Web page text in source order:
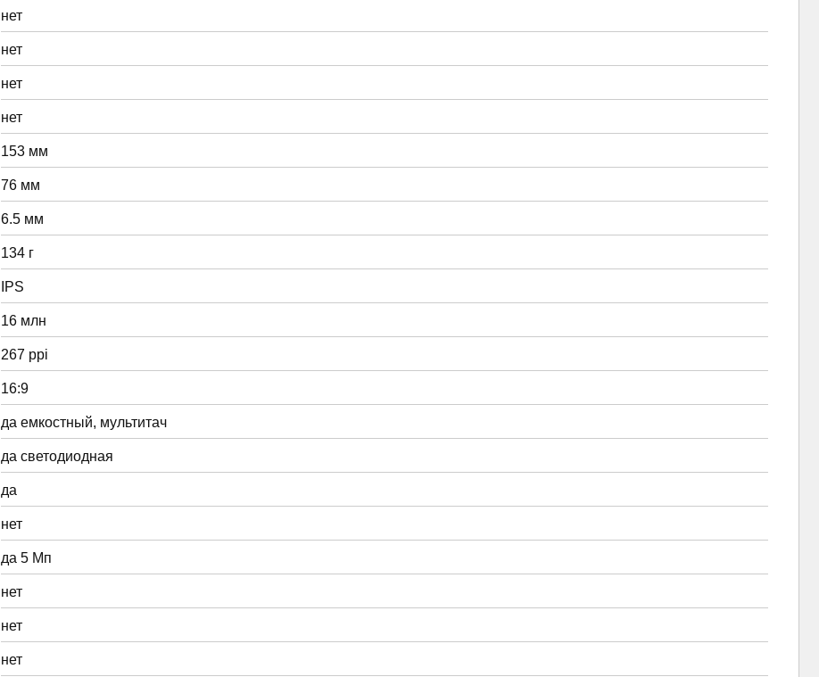
нет
нет
нет
нет
153 мм
76 мм
6.5 мм
134 г
IPS
16 млн
267 ppi
16:9
да емкостный, мультитач
да светодиодная
да
нет
да 5 Мп
нет
нет
нет